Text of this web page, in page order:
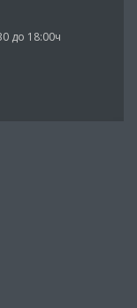
до 18:00ч